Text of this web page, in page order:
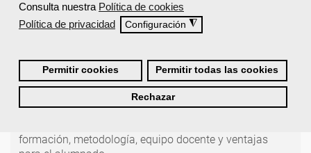
Consulta nuestra Política de cookies
Política de privacidad
Configuración ◮
Permitir cookies Permitir todas las cookies
Rechazar
Preguntas frecuentes sobre la
formación de Femxa
formación, metodología, equipo docente y ventajas